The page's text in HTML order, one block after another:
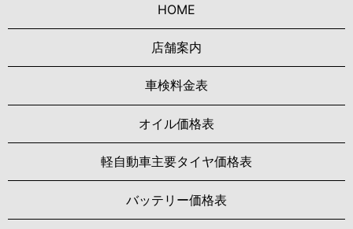
HOME
店舗案内
車検料金表
オイル価格表
軽自動車主要タイヤ価格表
バッテリー価格表